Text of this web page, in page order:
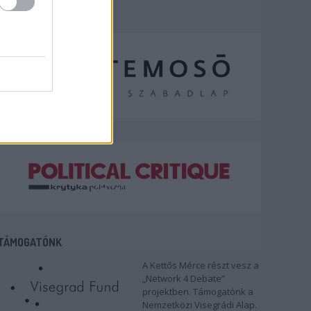
A Kettős Mérce részt vesz a
„Network 4 Debate”
projektben. Támogatónk a
Nemzetközi Visegrádi Alap.